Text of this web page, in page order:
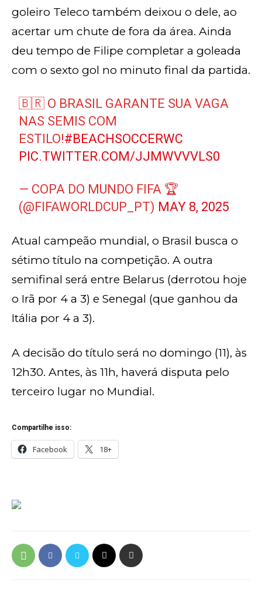
goleiro Teleco também deixou o dele, ao
acertar um chute de fora da área. Ainda
deu tempo de Filipe completar a goleada
com o sexto gol no minuto final da partida.
🇧🇷 O BRASIL GARANTE SUA VAGA
NAS SEMIS COM
ESTILO!#BEACHSOCCERWC
PIC.TWITTER.COM/JJMWVVVLS0
— COPA DO MUNDO FIFA 🏆
(@FIFAWORLDCUP_PT) MAY 8, 2025
Atual campeão mundial, o Brasil busca o
sétimo título na competição. A outra
semifinal será entre Belarus (derrotou hoje
o Irã por 4 a 3) e Senegal (que ganhou da
Itália por 4 a 3).
A decisão do título será no domingo (11), às
12h30. Antes, às 11h, haverá disputa pelo
terceiro lugar no Mundial.
Compartilhe isso:
Facebook 18+